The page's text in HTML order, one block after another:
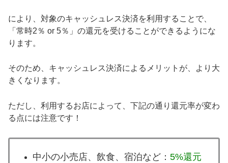
により、対象のキャッシュレス決済を利用することで、
「常時2％ or 5％」の還元を受けることができるようにな
ります。
そのため、キャッシュレス決済によるメリットが、より大
きくなります。
ただし、利用するお店によって、下記の通り還元率が変わ
る点には注意です！
中小の小売店、飲食、宿泊など：5%還元